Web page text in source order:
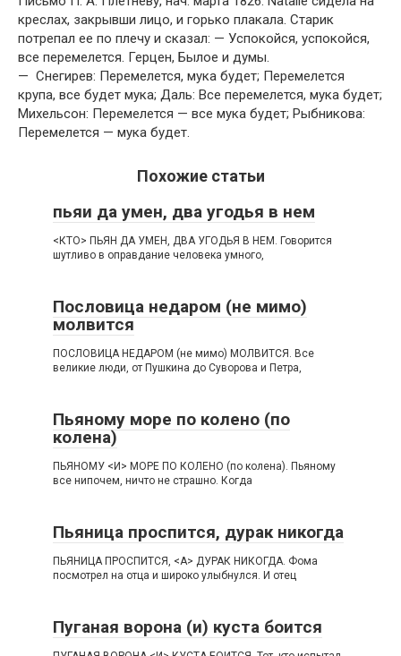
креслах, закрывши лицо, и горько плакала. Старик
потрепал ее по плечу и сказал: — Успокойся, успокойся,
все перемелется. Герцен, Былое и думы.
— Снегирев: Перемелется, мука будет; Перемелется
крупа, все будет мука; Даль: Все перемелется, мука будет;
Михельсон: Перемелется — все мука будет; Рыбникова:
Перемелется — мука будет.
Похожие статьи
пьяи да умен, два угодья в нем
<КТО> ПЬЯН ДА УМЕН, ДВА УГОДЬЯ В НЕМ. Говорится
шутливо в оправдание человека умного,
Пословица недаром (не мимо)
молвится
ПОСЛОВИЦА НЕДАРОМ (не мимо) МОЛВИТСЯ. Все
великие люди, от Пушкина до Суворова и Петра,
Пьяному море по колено (по
колена)
ПЬЯНОМУ <И> МОРЕ ПО КОЛЕНО (по колена). Пьяному
все нипочем, ничто не страшно. Когда
Пьяница проспится, дурак никогда
ПЬЯНИЦА ПРОСПИТСЯ, <А> ДУРАК НИКОГДА. Фома
посмотрел на отца и широко улыбнулся. И отец
Пуганая ворона (и) куста боится